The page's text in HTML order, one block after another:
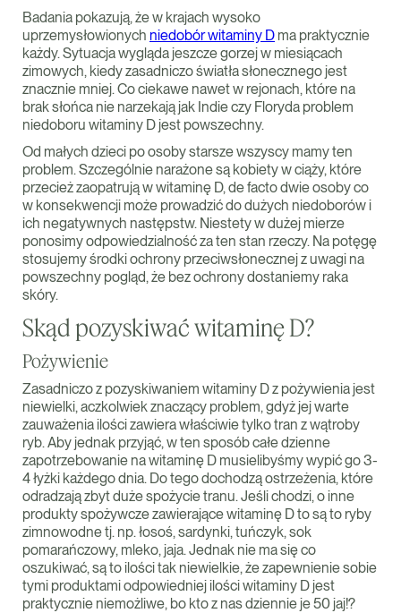
Badania pokazują, że w krajach wysoko
uprzemysłowionych niedobór witaminy D ma praktycznie
każdy. Sytuacja wygląda jeszcze gorzej w miesiącach
zimowych, kiedy zasadniczo światła słonecznego jest
znacznie mniej. Co ciekawe nawet w rejonach, które na
brak słońca nie narzekają jak Indie czy Floryda problem
niedoboru witaminy D jest powszechny.
Od małych dzieci po osoby starsze wszyscy mamy ten
problem. Szczególnie narażone są kobiety w ciąży, które
przecież zaopatrują w witaminę D, de facto dwie osoby co
w konsekwencji może prowadzić do dużych niedoborów i
ich negatywnych następstw. Niestety w dużej mierze
ponosimy odpowiedzialność za ten stan rzeczy. Na potęgę
stosujemy środki ochrony przeciwsłonecznej z uwagi na
powszechny pogląd, że bez ochrony dostaniemy raka
skóry.
Skąd pozyskiwać witaminę D?
Pożywienie
Zasadniczo z pozyskiwaniem witaminy D z pożywienia jest
niewielki, aczkolwiek znaczący problem, gdyż jej warte
zauważenia ilości zawiera właściwie tylko tran z wątroby
ryb. Aby jednak przyjąć, w ten sposób całe dzienne
zapotrzebowanie na witaminę D musielibyśmy wypić go 3-
4 łyżki każdego dnia. Do tego dochodzą ostrzeżenia, które
odradzają zbyt duże spożycie tranu. Jeśli chodzi, o inne
produkty spożywcze zawierające witaminę D to są to ryby
zimnowodne tj. np. łosoś, sardynki, tuńczyk, sok
pomarańczowy, mleko, jaja. Jednak nie ma się co
oszukiwać, są to ilości tak niewielkie, że zapewnienie sobie
tymi produktami odpowiedniej ilości witaminy D jest
praktycznie niemożliwe, bo kto z nas dziennie je 50 jaj!?